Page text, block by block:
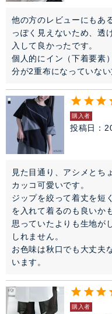
他の方のレビューにもあ
っぽく見えないため、透
入して良かったです。
個人的にイン（下着要素
分が2重布になっていない
購入者
投稿日
見た目通り、アシメとち
カッコ可愛いです。
ジップを絞って着丈を短
を入れて着るのも良いか
思っていたよりも生地が
しれません。
お色味は秋口でも大丈夫
います。
購入者